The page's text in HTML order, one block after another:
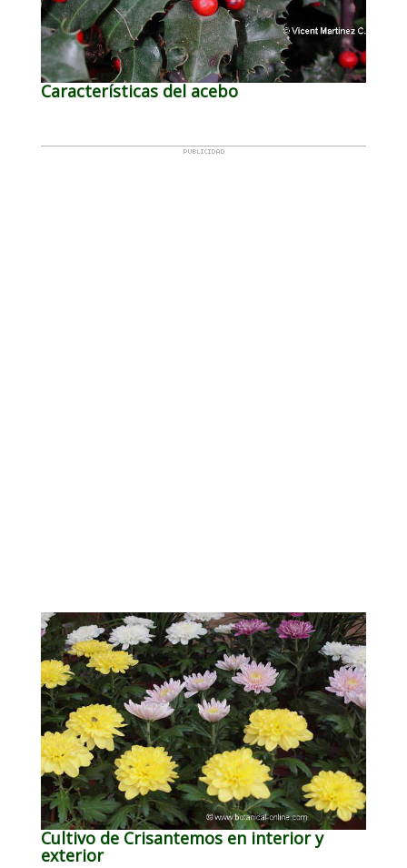
Características del acebo
Cultivo de Crisantemos en interior y
exterior